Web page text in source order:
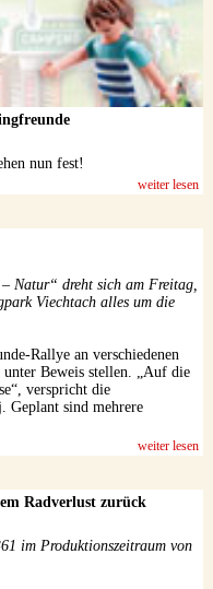
nun fest!
weiter lesen
Natur“ dreht sich am Freitag,
Viechtach alles um die
Rallye an verschiedenen
Beweis stellen. „Auf die
verspricht die
Geplant sind mehrere
weiter lesen
Radverlust zurück
im Produktionszeitraum von